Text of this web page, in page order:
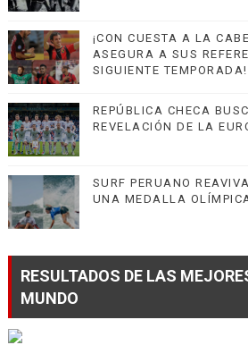
¡CON CUESTA A LA
ASEGURA A SUS
SIGUIENTE TEMPORADA!
REPÚBLICA CHECA
REVELACIÓN DE LA
SURF PERUANO
UNA MEDALLA
RESULTADOS DE LAS
MUNDO